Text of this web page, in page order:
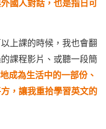
國人對話，也是指日可
上課的時候，我也會翻
課程影片、或聽一段簡
成為生活中的一部份、
，讓我重拾學習英文的